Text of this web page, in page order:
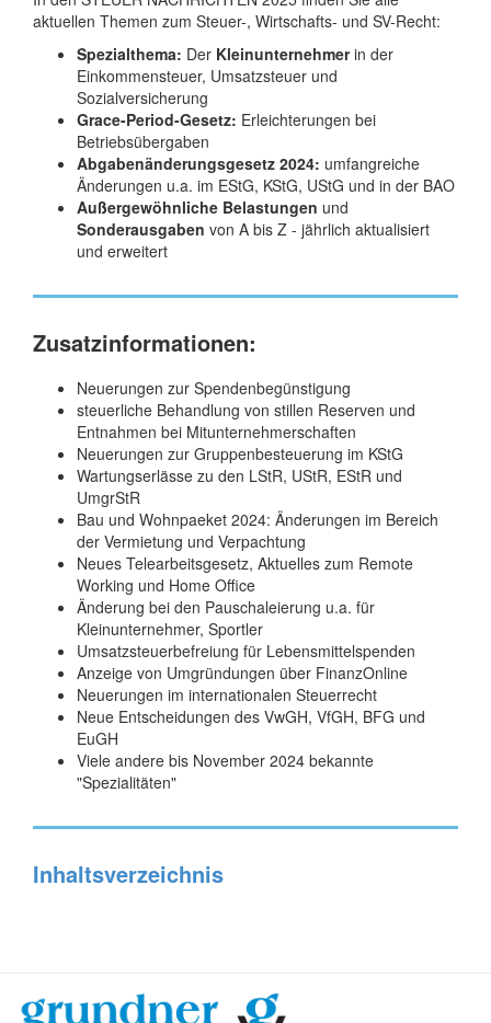
aktuellen Themen zum Steuer-, Wirtschafts- und SV-Recht:
Spezialthema: Der Kleinunternehmerin der
Einkommensteuer, Umsatzsteuer und
Sozialversicherung
Grace-Period-Gesetz: Erleichterungen bei
Betriebsübergaben
Abgabenänderungsgesetz 2024: umfangreiche
Änderungen u.a. im EStG, KStG, UStG und in der BAO
Außergewöhnliche Belastungen und
Sonderausgaben von A bis Z - jährlich aktualisiert
und erweitert
Zusatzinformationen:
Neuerungen zur Spendenbegünstigung
steuerliche Behandlung von stillen Reserven und
Entnahmen bei Mitunternehmerschaften
Neuerungen zur Gruppenbesteuerung im KStG
Wartungserlässe zu den LStR, UStR, EStR und
UmgrStR
Bau und Wohnpaeket 2024: Änderungen im Bereich
der Vermietung und Verpachtung
Neues Telearbeitsgesetz, Aktuelles zum Remote
Working und Home Office
Änderung bei den Pauschaleierung u.a. für
Kleinunternehmer, Sportler
Umsatzsteuerbefreiung für Lebensmittelspenden
Anzeige von Umgründungen über FinanzOnline
Neuerungen im internationalen Steuerrecht
Neue Entscheidungen des VwGH, VfGH, BFG und
EuGH
Viele andere bis November 2024 bekannte
"Spezialitäten"
Inhaltsverzeichnis